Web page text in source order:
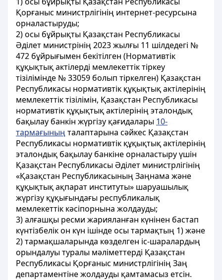
Қорғаныс министрлігінің интернет-ресурсына
орналастыруды;
2) осы бұйрықты Қазақстан Республикасы
Әділет министрінің 2023 жылғы 11 шілдедегі №
472 бұйрығымен бекітілген (Нормативтік
құқықтық актілерді мемлекеттік тіркеу
тізілімінде № 33059 болып тіркелген) Қазақстан
Республикасы нормативтік құқықтық актілерінің
мемлекеттік тізілімін, Қазақстан Республикасы
нормативтік құқықтық актілерінің эталондық
бақылау банкін жүргізу қағидалары 10-
тармағының талаптарына сәйкес Қазақстан
Республикасы нормативтік құқықтық актілерінің
эталондық бақылау банкіне орналастыру үшін
Қазақстан Республикасы Әділет министрлігінің
«Қазақстан Республикасының Заңнама және
құқықтық ақпарат институты» шаруашылық
жүргізу құқығындағы республикалық
мемлекеттік кәсіпорнына жолдауды;
3) алғашқы ресми жарияланған күнінен бастап
күнтізбелік он күн ішінде осы тармақтың 1) және
2) тармақшаларында көзделген іс-шаралардың
орындалуы туралы мәліметтерді Қазақстан
Республикасы Қорғаныс министрлігінің Заң
департаментіне жолдауды қамтамасыз етсін.